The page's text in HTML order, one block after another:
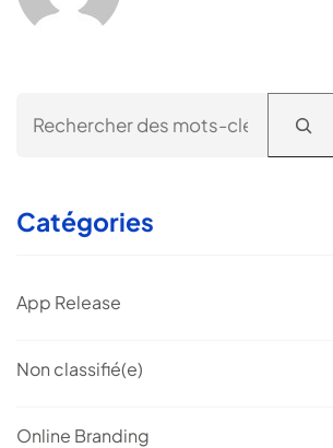
Catégories
App Release
Non classifié(e)
Online Branding